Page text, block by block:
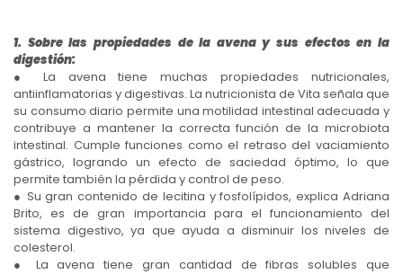
1. Sobre las propiedades de la avena y sus efectos en la
digestión:
● La avena tiene muchas propiedades nutricionales,
antiinflamatorias y digestivas. La nutricionista de Vita señala que
su consumo diario permite una motilidad intestinal adecuada y
contribuye a mantener la correcta función de la microbiota
intestinal. Cumple funciones como el retraso del vaciamiento
gástrico, logrando un efecto de saciedad óptimo, lo que
permite también la pérdida y control de peso.
● Su gran contenido de lecitina y fosfolípidos, explica Adriana
Brito, es de gran importancia para el funcionamiento del
sistema digestivo, ya que ayuda a disminuir los niveles de
colesterol.
● La avena tiene gran cantidad de fibras solubles que